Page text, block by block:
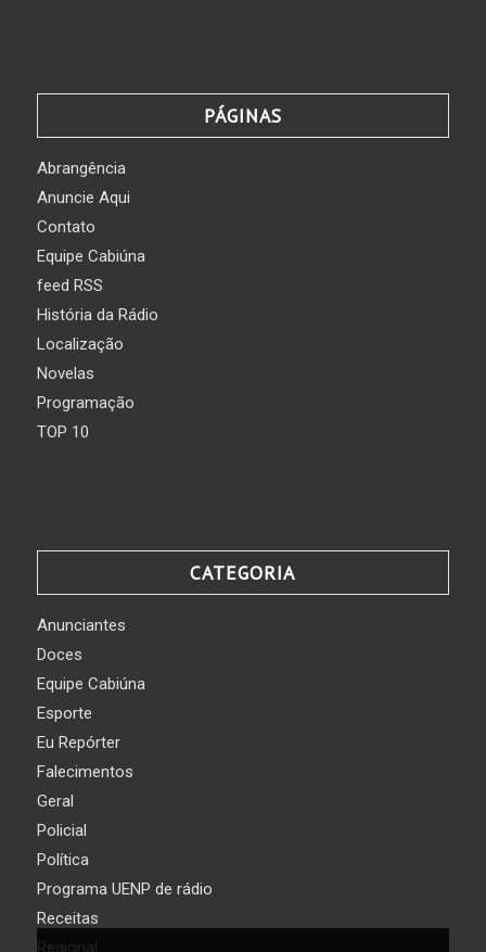
PÁGINAS
Abrangência
Anuncie Aqui
Contato
Equipe Cabiúna
feed RSS
História da Rádio
Localização
Novelas
Programação
TOP 10
CATEGORIA
Anunciantes
Doces
Equipe Cabiúna
Esporte
Eu Repórter
Falecimentos
Geral
Policial
Política
Programa UENP de rádio
Receitas
Regional